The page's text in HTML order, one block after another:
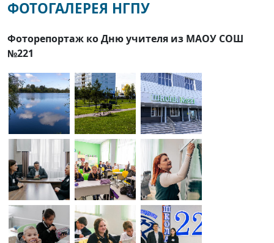
ФОТОГАЛЕРЕЯ НГПУ
Фоторепортаж ко Дню учителя из МАОУ СОШ
№221